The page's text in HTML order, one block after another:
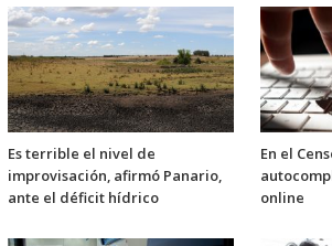
Es terrible el nivel de
improvisación, afirmó Panario,
ante el déficit hídrico
En el
online